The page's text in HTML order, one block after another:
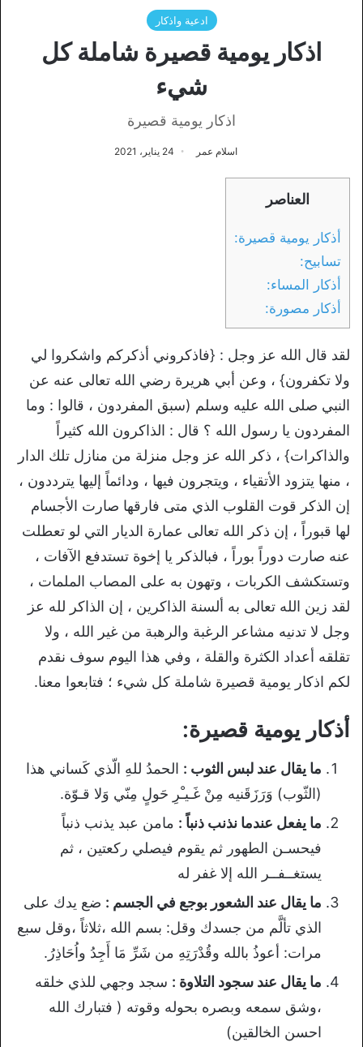
ادعية واذكار
اذكار يومية قصيرة شاملة كل
شيء
اذكار يومية قصيرة
اسلام عمر 24 يناير، 2021
العناصر
أذكار يومية قصيرة:
تسابيح:
أذكار المساء:
أذكار مصورة:
لقد قال الله عز وجل : {فاذكروني أذكركم واشكروا لي
ولا تكفرون} ، وعن أبي هريرة رضي الله تعالى عنه عن
النبي صلى الله عليه وسلم (سبق المفردون ، قالوا : وما
المفردون يا رسول الله ؟ قال : الذاكرون الله كثيراً
والذاكرات} ، ذكر الله عز وجل منزلة من منازل تلك الدار
، منها يتزود الأتقياء ، ويتجرون فيها ، ودائماً إليها يترددون ،
إن الذكر قوت القلوب الذي متى فارقها صارت الأجسام
لها قبوراً ، إن ذكر الله تعالى عمارة الديار التي لو تعطلت
عنه صارت دوراً بوراً ، فبالذكر يا إخوة تستدفع الآفات ،
وتستكشف الكربات ، وتهون به على المصاب الملمات ،
لقد زين الله تعالى به ألسنة الذاكرين ، إن الذاكر لله عز
وجل لا تدنيه مشاعر الرغبة والرهبة من غير الله ، ولا
تقلقه أعداد الكثرة والقلة ، وفي هذا اليوم سوف نقدم
لكم اذكار يومية قصيرة شاملة كل شيء ؛ فتابعوا معنا.
أذكار يومية قصيرة:
ما يقال عند لبس الثوب : الحمدُ للهِ الّذي كَساني هذا
(الثّوب) وَرَزَقَنيه مِنْ غَـيـْرِ حَولٍ مِنّي وَلا قـوّة.
ما يفعل عندما نذنب ذنباً : مامن عبد يذنب ذنباً
فيحسـن الطهور ثم يقوم فيصلي ركعتين ، ثم
يستغــفــر الله إلا غفر له
ما يقال عند الشعور بوجع في الجسم : ضع يدك على
الذي تألَّم من جسدك وقل: بسم الله ،ثلاثاً ،وقل سبع
مرات: أعوذُ بالله وقُدْرَتِهِ من شَرِّ مَا أَجِدُ واُحَاذِرُ.
ما يقال عند سجود التلاوة : سجد وجهي للذي خلقه
،وشق سمعه وبصره بحوله وقوته ( فتبارك الله
احسن الخالقين)